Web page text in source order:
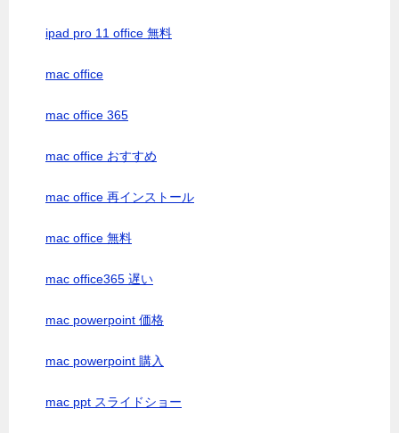
ipad pro 11 office 無料
mac office
mac office 365
mac office おすすめ
mac office 再インストール
mac office 無料
mac office365 遅い
mac powerpoint 価格
mac powerpoint 購入
mac ppt スライドショー